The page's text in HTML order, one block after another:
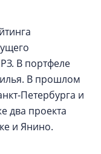
В портфеле
В прошлом
Петербурга и
два проекта
и Янино.